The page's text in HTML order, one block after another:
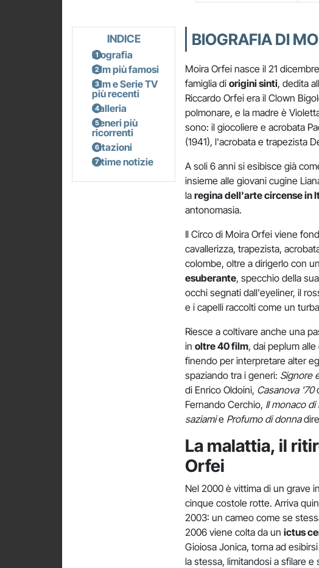
INDICE
Biografia
Film più famosi
Film e Serie TV
più recenti
Galleria
Generi più
ricorrenti
Citazioni
Ultime notizie
BIOGRAFIA DI
Moira Orfei nasce il 21
famiglia di origini sinti, dedita
Riccardo Orfei era il Clown
polmonare, e la madre è
sono: il giocoliere e acrobata
(1941), l'acrobata e trapezista
A soli 6 anni si esibisce già
insieme alle giovani cugine
la regina dell'arte circense in
antonomasia.
Il Circo di Moira Orfei viene
cavallerizza, trapezista,
colombe, oltre a dirigerlo con
esuberante, specchio della
occhi segnati dall'eyeliner, il
e i capelli raccolti come un
Riesce a coltivare anche una
in oltre 40 film, dai peplum
finendo per interpretare alter
spaziando tra i generi: Signore
di Enrico Oldoini, Casanova '70
Fernando Cerchio, Il monaco di
saziamie Profumo di donna
La malattia, il
Orfei
Nel 2000 è vittima di un grave
cinque costole rotte. Arriva
2003: un cameo come se
2006 viene colta da un ictus
Gioiosa Jonica, torna ad
la stessa, limitandosi a sfilare e